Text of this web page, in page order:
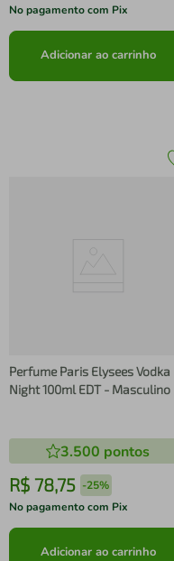
No pagamento com Pix
Adicionar ao carrinho
Perfume Paris Elysees Vodka
Night 100ml EDT - Masculino
3.500 pontos
R$ 78,75 -25%
No pagamento com Pix
Adicionar ao carrinho